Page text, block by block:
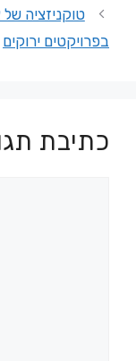
טוקניזציה
בפרויקטים ירוקים
כתיבת